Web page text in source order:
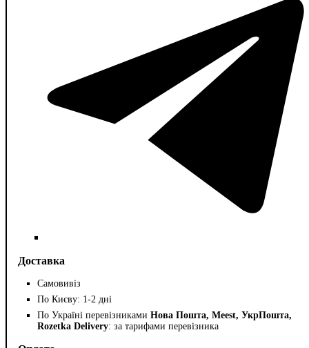
Доставка
Самовивіз
По Києву: 1-2 дні
По Україні перевізниками Нова Пошта, Meest, УкрПошта,
Rozetka Delivery: за тарифами перевізника